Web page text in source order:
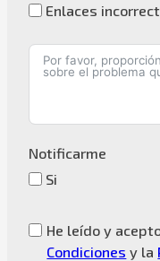
Enlaces
Notificarme
Si
He leído y
Condiciones y la